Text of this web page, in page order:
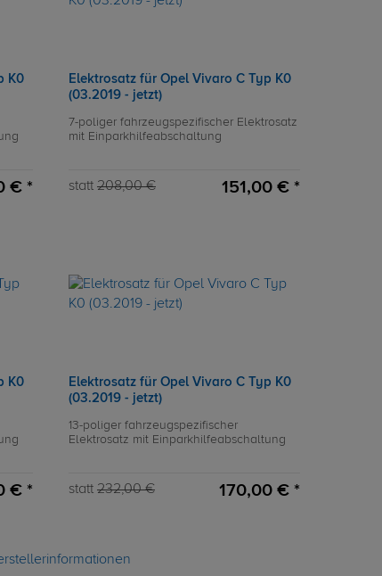
K0
€ *
Elektrosatz für Opel Vivaro C Typ K0
(03.2019 - jetzt)
7-poliger fahrzeugspezifischer Elektrosatz
mit Einparkhilfeabschaltung
statt 208,00 € 151,00 € *
K0
€ *
Elektrosatz für Opel Vivaro C Typ K0
(03.2019 - jetzt)
13-poliger fahrzeugspezifischer
Elektrosatz mit Einparkhilfeabschaltung
statt 232,00 € 170,00 € *